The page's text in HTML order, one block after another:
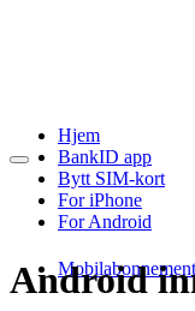
Mobilabonnement
Hjem
BankID app
Bytt SIM-kort
For iPhone
For Android
Android